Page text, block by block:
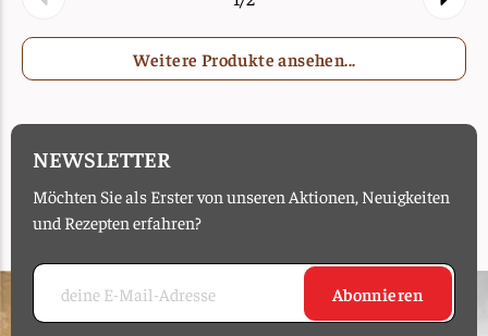
Weitere Produkte ansehen...
NEWSLETTER
Möchten Sie als Erster von unseren Aktionen, Neuigkeiten
und Rezepten erfahren?
Abonnieren